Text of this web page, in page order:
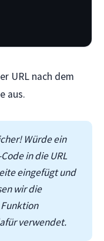
URL nach dem
aus.
Würde ein
in die URL
eingefügt und
wir die
verwendet.